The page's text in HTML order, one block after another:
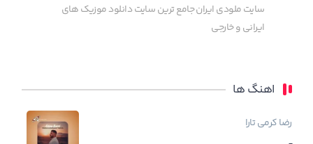
سایت ملودی ایران جامع ترین سایت دانلود موزیک های
ایرانی و خارجی
اهنگ ها
رضا کرمی تارا